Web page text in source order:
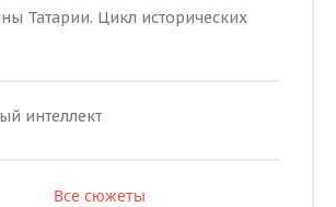
Татарии. Цикл исторических
интеллект
Все сюжеты